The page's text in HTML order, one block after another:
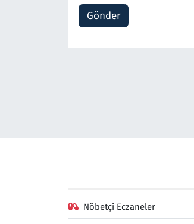
Gönder
Nöbetçi Eczaneler